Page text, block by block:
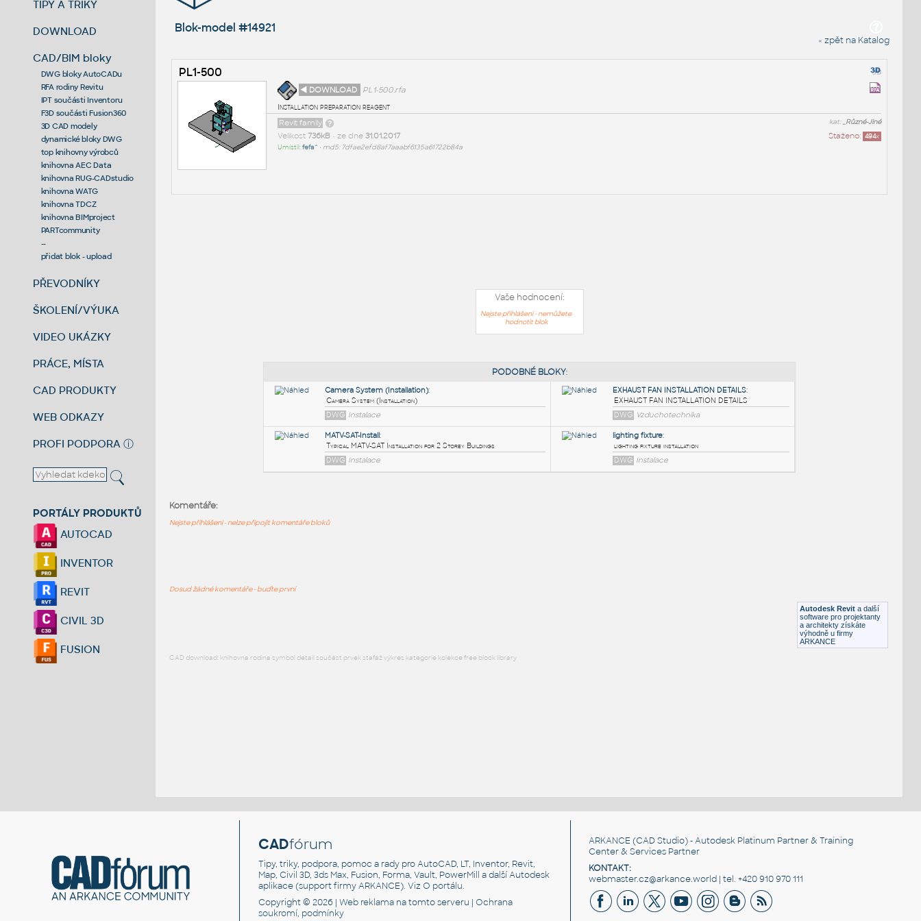
TIPY A TRIKY
DOWNLOAD
CAD/BIM bloky
DWG bloky AutoCADu
RFA rodiny Revitu
IPT součásti Inventoru
F3D součásti Fusion360
3D CAD modely
dynamické bloky DWG
top knihovny výrobců
knihovna AEC Data
knihovna RUG-CADstudio
knihovna WATG
knihovna TDCZ
knihovna BIMproject
PARTcommunity
--
přidat blok - upload
PŘEVODNÍKY
ŠKOLENÍ/VÝUKA
VIDEO UKÁZKY
PRÁCE, MÍSTA
CAD PRODUKTY
WEB ODKAZY
PROFI PODPORA ⓘ
PORTÁLY PRODUKTŮ
AUTOCAD
INVENTOR
REVIT
CIVIL 3D
FUSION
Blok-model #14921
« zpět na Katalog
PL1-500
◄ DOWNLOAD
PL1-500.rfa
Installation preparation reagent
kat:_Různé-Jiné
Revit family
Staženo: 494x
Velikost 736kB• ze dne 31.01.2017
Umístil:fefa^ • md5: 7dfae2efd8af7aaabf6135a61722b84a
Vaše hodnocení:
Nejste přihlášeni - nemůžete
hodnotit blok
Autodesk Revit a další
software pro projektanty
a architekty získáte
výhodně u firmy
ARKANCE
Komentáře:
Nejste přihlášeni - nelze připojit komentáře bloků
Dosud žádné komentáře - buďte první
CAD download: knihovna rodina symbol detail součást prvek stafáž výkres kategorie kolekce free block library
CADfórum
Tipy, triky, podpora, pomoc a rady pro AutoCAD, LT, Inventor, Revit,
Map, Civil 3D, 3ds Max, Fusion, Forma, Vault, PowerMill a další Autodesk
aplikace (support firmy ARKANCE). VizO portálu.
Copyright © 2026 |Web reklama na tomto serveru |Ochrana
soukromí, podmínky
ARKANCE (CAD Studio) - Autodesk Platinum Partner & Training
Center & Services Partner
KONTAKT:
webmaster.cz@arkance.world | tel. +420 910 970 111